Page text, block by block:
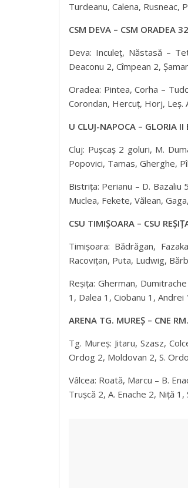
Turdeanu, Calena, Rusneac,
CSM DEVA – CSM ORADEA
Deva: Inculeț, Năstasă –
Deaconu 2, Cîmpean 2,
Oradea: Pintea, Corha –
Corondan, Hercuț, Horj, Leș.
U CLUJ-NAPOCA – GLORIA
Cluj: Pușcaș 2 goluri, M.
Popovici, Tamas, Gherghe,
Bistrița: Perianu – D.
Muclea, Fekete, Vălean,
CSU TIMIȘOARA – CSU
Timișoara: Bădrăgan,
Racovițan, Puta, Ludwig,
Reșița: Gherman,
1, Dalea 1, Ciobanu 1,
ARENA TG. MUREȘ – CNE
Tg. Mureș: Jitaru, Szasz,
Ordog 2, Moldovan 2, S.
Vâlcea: Roată, Marcu – B.
Trușcă 2, A. Enache 2, Niță